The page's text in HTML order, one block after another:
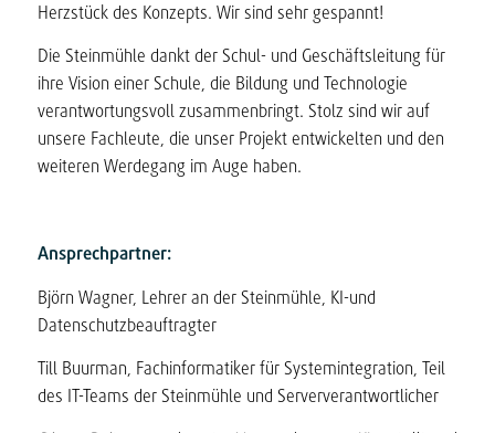
Herzstück des Konzepts. Wir sind sehr gespannt!
Die Steinmühle dankt der Schul- und Geschäftsleitung für
ihre Vision einer Schule, die Bildung und Technologie
verantwortungsvoll zusammenbringt. Stolz sind wir auf
unsere Fachleute, die unser Projekt entwickelten und den
weiteren Werdegang im Auge haben.
Ansprechpartner:
Björn Wagner, Lehrer an der Steinmühle, KI-und
Datenschutzbeauftragter
Till Buurman, Fachinformatiker für Systemintegration, Teil
des IT-Teams der Steinmühle und Serververantwortlicher